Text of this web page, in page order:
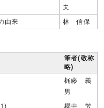
夫
由来
林 信保
筆者(敬称
略)
梶藤 義
男
櫻井 芳